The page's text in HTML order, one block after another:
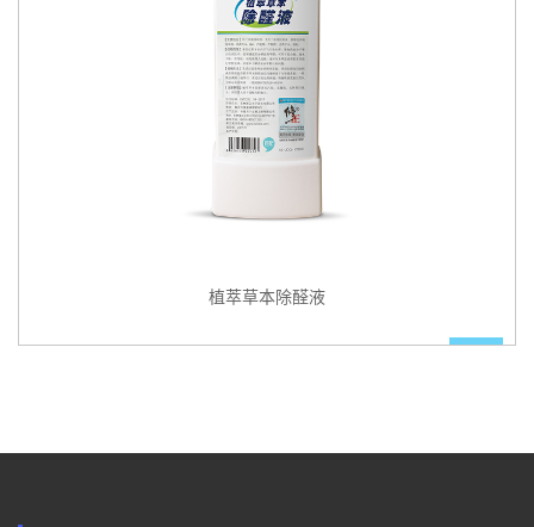
植萃草本除醛液